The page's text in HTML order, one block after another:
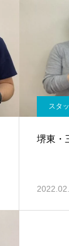
スタ
堺東・